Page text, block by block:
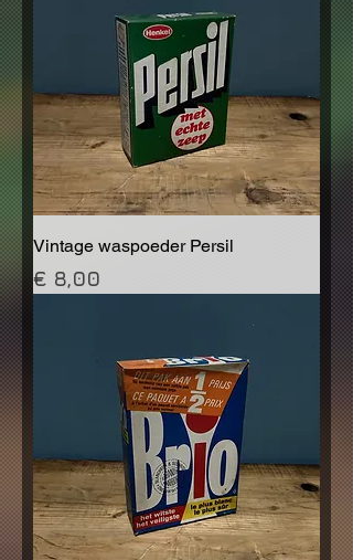
Vintage waspoeder Persil
Prijs
€ 8,00